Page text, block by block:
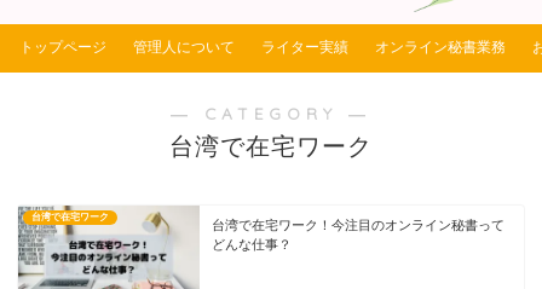
トップページ 管理人について ライター実績 オンライン秘書業務
― CATEGORY ―
台湾で在宅ワーク
台湾で在宅ワーク
台湾で在宅ワーク！今注目のオンライン秘書って
どんな仕事？